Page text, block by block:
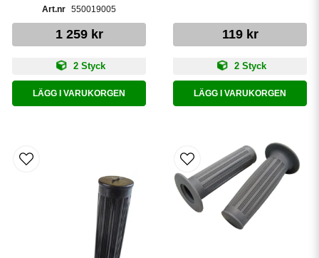
550019005
1 259 kr
2 Styck
LÄGG I VARUKORGEN
119 kr
2 Styck
LÄGG I VARUKORGEN